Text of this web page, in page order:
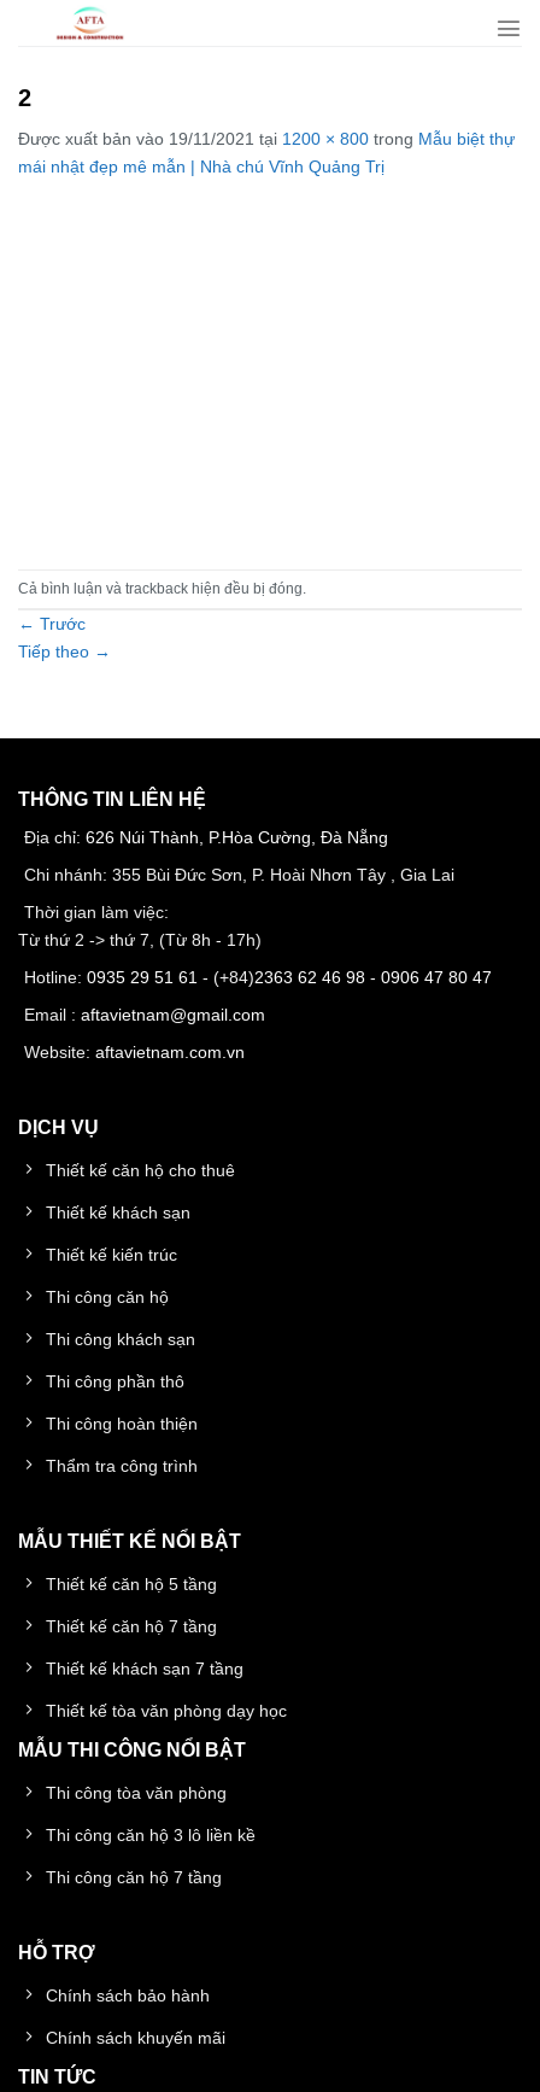
dung
2
Được xuất bản vào 19/11/2021 tại 1200 × 800 trong Mẫu biệt thự
mái nhật đẹp mê mẫn | Nhà chú Vĩnh Quảng Trị
Cả bình luận và trackback hiện đều bị đóng.
← Trước
Tiếp theo →
THÔNG TIN LIÊN HỆ
Địa chỉ: 626 Núi Thành, P.Hòa Cường, Đà Nẵng
Chi nhánh: 355 Bùi Đức Sơn, P. Hoài Nhơn Tây , Gia Lai
Thời gian làm việc:
Từ thứ 2 -> thứ 7, (Từ 8h - 17h)
Hotline: 0935 29 51 61 - (+84)2363 62 46 98 - 0906 47 80 47
Email : aftavietnam@gmail.com
Website: aftavietnam.com.vn
DỊCH VỤ
Thiết kế căn hộ cho thuê
Thiết kế khách sạn
Thiết kế kiến trúc
Thi công căn hộ
Thi công khách sạn
Thi công phần thô
Thi công hoàn thiện
Thẩm tra công trình
MẪU THIẾT KẾ NỔI BẬT
Thiết kế căn hộ 5 tầng
Thiết kế căn hộ 7 tầng
Thiết kế khách sạn 7 tầng
Thiết kế tòa văn phòng dạy học
MẪU THI CÔNG NỔI BẬT
Thi công tòa văn phòng
Thi công căn hộ 3 lô liền kề
Thi công căn hộ 7 tầng
HỖ TRỢ
Chính sách bảo hành
Chính sách khuyến mãi
TIN TỨC